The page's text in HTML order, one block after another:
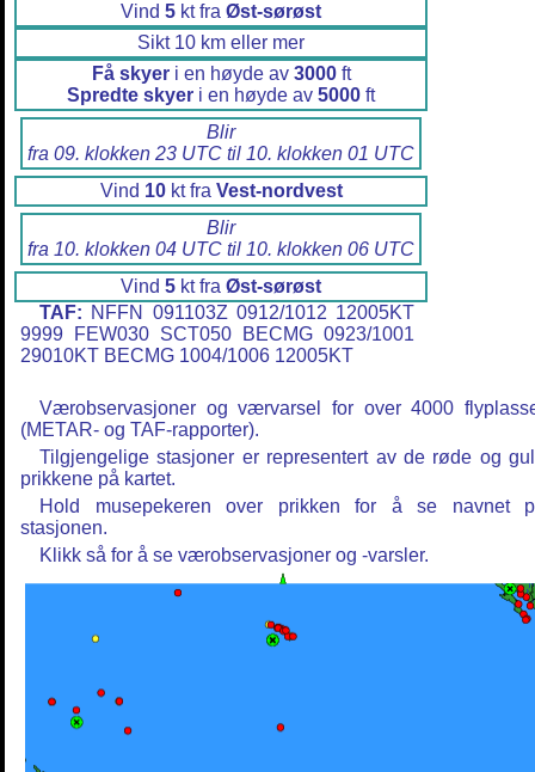
Vind 5 kt fra Øst-sørøst
Sikt 10 km eller mer
Få skyeri en høyde av 3000ft
Spredte skyer i en høyde av 5000 ft
Blir
fra 09. klokken 23 UTC til 10. klokken 01 UTC
Vind 10kt fra Vest-nordvest
Blir
fra 10. klokken 04 UTC til 10. klokken 06 UTC
Vind 5 kt fra Øst-sørøst
TAF: NFFN 091103Z 0912/1012 12005KT
9999 FEW030 SCT050 BECMG 0923/1001
29010KT BECMG 1004/1006 12005KT
Værobservasjoner og værvarsel for over 4000
(METAR- og TAF-rapporter).
Tilgjengelige stasjoner er representert av de røde og
prikkene på kartet.
Hold musepekeren over prikken for å se navnet
stasjonen.
Klikk så for å se værobservasjoner og -varsler.